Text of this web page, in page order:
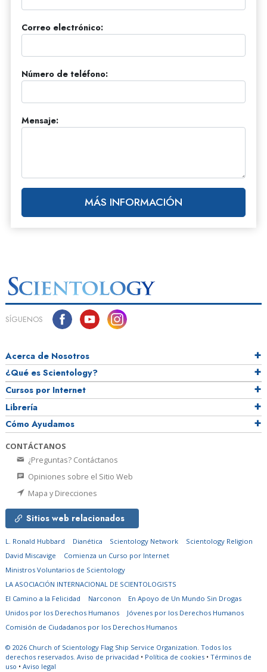
Correo electrónico:
Número de teléfono:
Mensaje:
MÁS INFORMACIÓN
SÍGUENOS
Acerca de Nosotros
¿Qué es Scientology?
Cursos por Internet
Librería
Cómo Ayudamos
CONTÁCTANOS
¿Preguntas? Contáctanos
Opiniones sobre el Sitio Web
Mapa y Direcciones
Sitios web relacionados
L. Ronald Hubbard Dianética Scientology Network
Scientology Religion
David Miscavige
Comienza un Curso por Internet
Ministros Voluntarios de Scientology
LA ASOCIACIÓN INTERNACIONAL DE SCIENTOLOGISTS
El Camino a la Felicidad
Narconon
En Apoyo de Un Mundo Sin Drogas
Unidos por los Derechos Humanos
Jóvenes por los Derechos Humanos
Comisión de Ciudadanos por los Derechos Humanos
© 2026 Church of Scientology Flag Ship Service Organization. Todos los
derechos reservados. Aviso de privacidad • Política de cookies • Términos de
uso • Aviso legal